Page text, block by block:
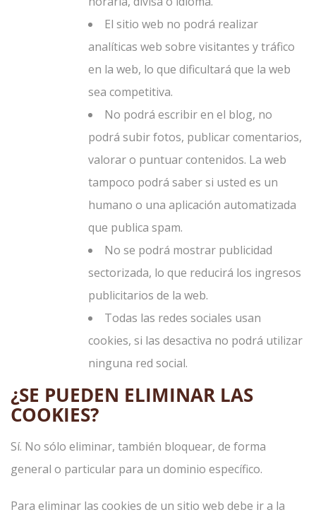
El sitio web no podrá realizar
analíticas web sobre visitantes y tráfico
en la web, lo que dificultará que la web
sea competitiva.
No podrá escribir en el blog, no
podrá subir fotos, publicar comentarios,
valorar o puntuar contenidos. La web
tampoco podrá saber si usted es un
humano o una aplicación automatizada
que publica spam.
No se podrá mostrar publicidad
sectorizada, lo que reducirá los ingresos
publicitarios de la web.
Todas las redes sociales usan
cookies, si las desactiva no podrá utilizar
ninguna red social.
¿SE PUEDEN ELIMINAR LAS
COOKIES?
Sí. No sólo eliminar, también bloquear, de forma
general o particular para un dominio específico.
Para eliminar las cookies de un sitio web debe ir a la